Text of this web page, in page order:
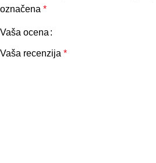
označena *
Vaša ocena
Vaša recenzija *